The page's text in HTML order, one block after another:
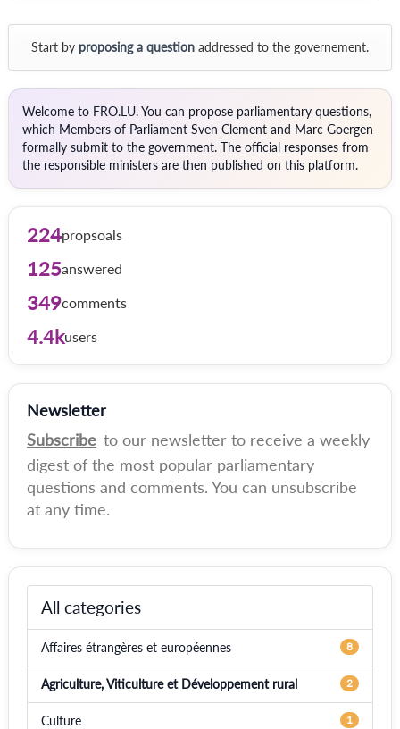
Start by proposing a question addressed to the governement.
Welcome to FRO.LU. You can propose parliamentary questions,
which Members of Parliament Sven Clement and Marc Goergen
formally submit to the government. The official responses from
the responsible ministers are then published on this platform.
224propsoals
125answered
349comments
4.4kusers
Newsletter
Subscribe to our newsletter to receive a weekly
digest of the most popular parliamentary
questions and comments. You can unsubscribe
at any time.
All categories
Affaires étrangères et européennes 8
Agriculture, Viticulture et Développement rural 2
Culture 1